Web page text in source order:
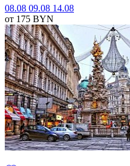
08.08 09.08 14.08
от 175 BYN